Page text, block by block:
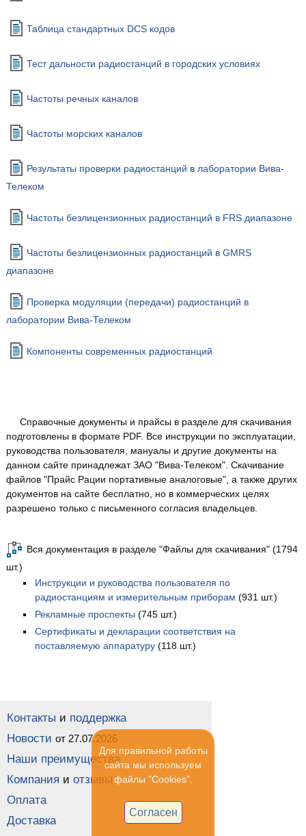
Таблица стандартных DCS кодов
Тест дальности радиостанций в городских условиях
Частоты речных каналов
Частоты морских каналов
Результаты проверки радиостанций в лаборатории Вива-
Телеком
Частоты безлицензионных радиостанций в FRS диапазоне
Частоты безлицензионных радиостанций в GMRS
диапазоне
Проверка модуляции (передачи) радиостанций в
лаборатории Вива-Телеком
Компоненты современных радиостанций
Справочные документы и прайсы в разделе для скачивания
подготовлены в формате PDF. Все инструкции по эксплуатации,
руководства пользователя, мануалы и другие документы на
данном сайте принадлежат ЗАО "Вива-Телеком". Скачивание
файлов "Прайс Рации портативные аналоговые", а также других
документов на сайте бесплатно, но в коммерческих целях
разрешено только с письменного согласия владельцев.
Вся документация в разделе "Файлы для скачивания" (1794
шт.)
Инструкции и руководства пользователя по
радиостанциям и измерительным приборам (931 шт.)
Рекламные проспекты (745 шт.)
Сертификаты и декларации соответствия на
поставляемую аппаратуру(118 шт.)
Контакты и поддержка
Новости от 27.07.2026
Наши преимущества
Компания и отзывы
Оплата
Доставка
Для правильной работы
сайта мы используем
файлы "Cookies".
Согласен